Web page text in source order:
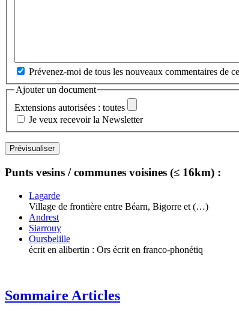
Prévenez-moi de tous les nouveaux commentaires de
Ajouter un document
Extensions autorisées : toutes
Je veux recevoir la Newsletter
Punts vesins / communes voisines (≤ 16km) :
Lagarde
Village de frontière entre Béarn, Bigorre et (…)
Andrest
Siarrouy
Oursbelille
écrit en alibertin : Ors écrit en franco-phonétiq
Sommaire Articles